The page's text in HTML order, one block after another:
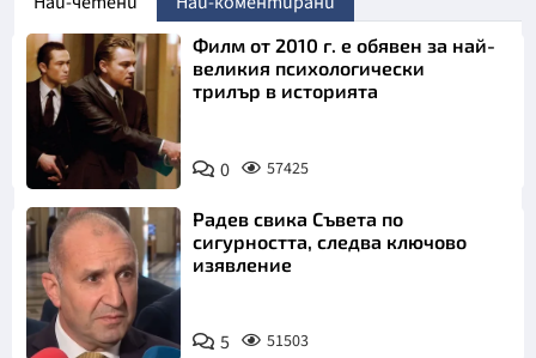
Филм от 2010 г. е обявен за най-
великия психологически
трилър в историята
0 57425
Радев свика Съвета по
сигурността, следва ключово
изявление
5 51503